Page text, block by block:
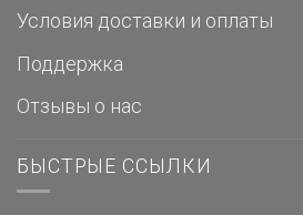
Условия доставки и оплаты
Поддержка
Отзывы о нас
БЫСТРЫЕ ССЫЛКИ